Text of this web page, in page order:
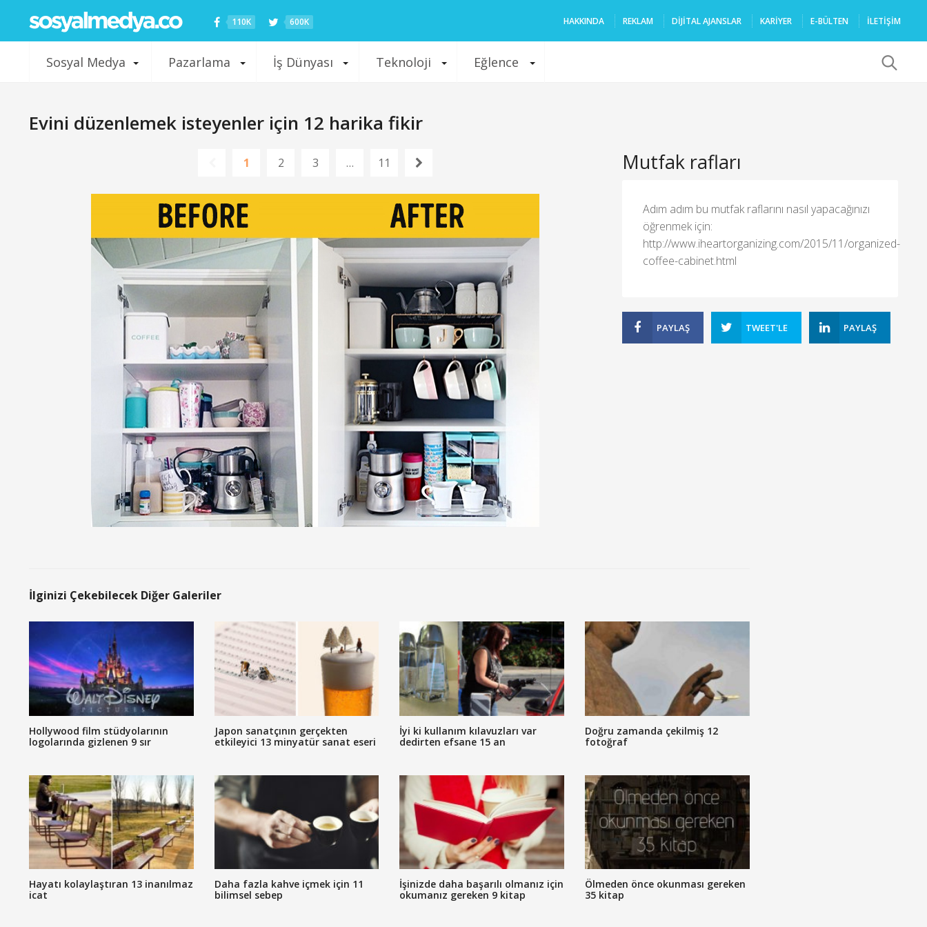
110K 600K HAKKINDA REKLAM DIJITAL AJANSLAR KARIYER E-BÜLTEN İLETİŞİM
Sosyal Medya Pazarlama İş Dünyası Teknoloji Eğlence
Evini düzenlemek isteyenler için 12 harika fikir
1 2 3 … 11 Mutfak rafları
Adım adım bu mutfak raflarını nasıl yapacağınızı
öğrenmek için:
http://www.iheartorganizing.com/2015/11/organized-
coffee-cabinet.html
PAYLAŞ TWEET'LE PAYLAŞ
İlginizi Çekebilecek Diğer Galeriler
Hollywood film stüdyolarının
logolarında gizlenen 9 sır
Japon sanatçının gerçekten
etkileyici 13 minyatür sanat eseri
İyi ki kullanım kılavuzları var
dedirten efsane 15 an
Doğru zamanda çekilmiş 12
fotoğraf
Hayatı kolaylaştıran 13 inanılmaz
icat
Daha fazla kahve içmek için 11
bilimsel sebep
İşinizde daha başarılı olmanız için
okumanız gereken 9 kitap
Ölmeden önce okunması gereken
35 kitap